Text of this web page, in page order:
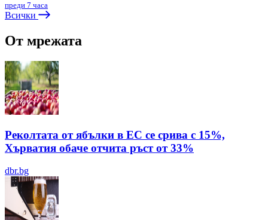
преди 7 часа
Всички
От мрежата
Реколтата от ябълки в ЕС се срива с 15%,
Хърватия обаче отчита ръст от 33%
dbr.bg